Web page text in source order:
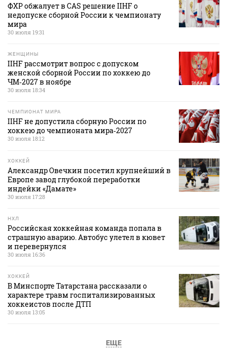
ФХР обжалует в CAS решение IIHF о
недопуске сборной России к чемпионату
мира
30 июля 19:31
ЖЕНЩИНЫ
IIHF рассмотрит вопрос с допуском
женской сборной России по хоккею до
ЧМ‑2027 в ноябре
30 июля 18:34
ЧЕМПИОНАТ МИРА
IIHF не допустила сборную России по
хоккею до чемпионата мира‑2027
30 июля 18:12
ХОККЕЙ
Александр Овечкин посетил крупнейший в
Европе завод глубокой переработки
индейки «Дамате»
30 июля 17:28
НХЛ
Российская хоккейная команда попала в
страшную аварию. Автобус улетел в кювет
и перевернулся
30 июля 16:36
ХОККЕЙ
В Минспорте Татарстана рассказали о
характере травм госпитализированных
хоккеистов после ДТП
30 июля 13:05
ЕЩЕ